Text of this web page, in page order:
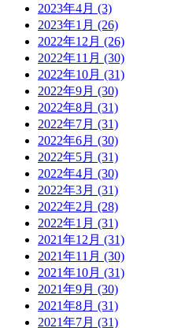
2023年4月 (3)
2023年1月 (26)
2022年12月 (26)
2022年11月 (30)
2022年10月 (31)
2022年9月 (30)
2022年8月 (31)
2022年7月 (31)
2022年6月 (30)
2022年5月 (31)
2022年4月 (30)
2022年3月 (31)
2022年2月 (28)
2022年1月 (31)
2021年12月 (31)
2021年11月 (30)
2021年10月 (31)
2021年9月 (30)
2021年8月 (31)
2021年7月 (31)